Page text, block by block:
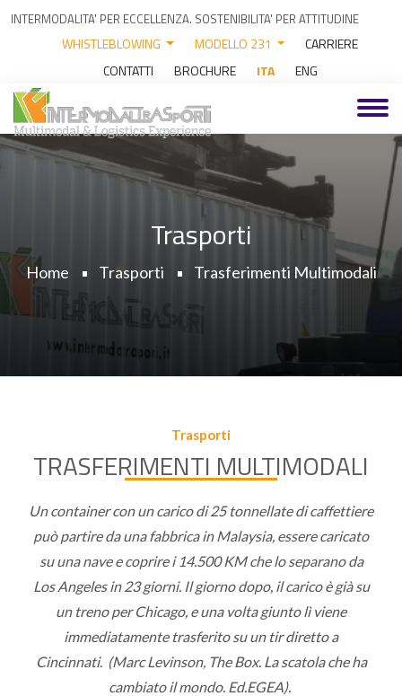
INTERMODALITA' PER ECCELLENZA. SOSTENIBILITA' PER ATTITUDINE
WHISTLEBLOWING MODELLO 231
CARRIERE
CONTATTI
BROCHURE ITA ENG
Trasporti
Home Trasporti Trasferimenti Multimodali
Trasporti
TRASFERIMENTI MULTIMODALI
Un container con un carico di 25 tonnellate di caffettiere
può partire da una fabbrica in Malaysia, essere caricato
su una nave e coprire i 14.500 KM che lo separano da
Los Angeles in 23 giorni. Il giorno dopo, il carico è già su
un treno per Chicago, e una volta giunto lì viene
immediatamente trasferito su un tir diretto a
Cincinnati. (Marc Levinson, The Box. La scatola che ha
cambiato il mondo. Ed.EGEA).